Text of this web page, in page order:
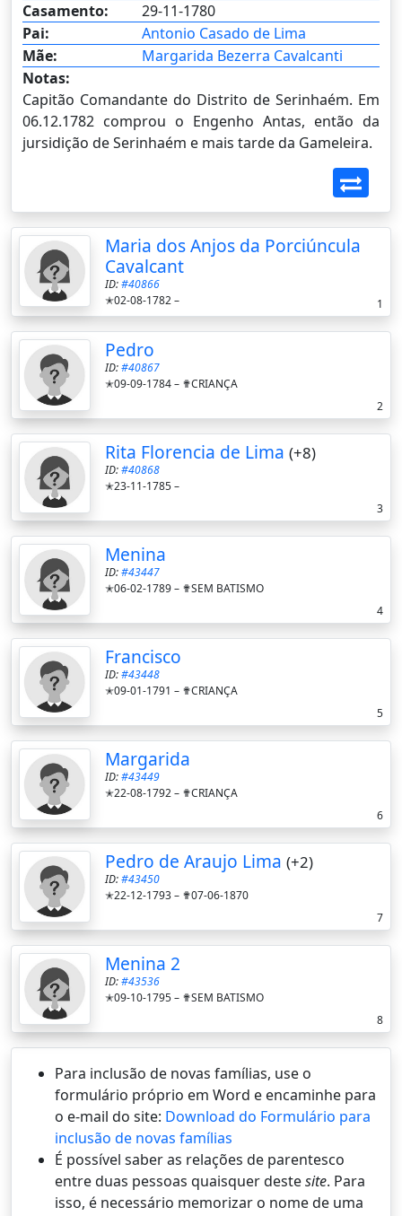
Casamento:
29-11-1780
Pai:
Antonio Casado de Lima
Mãe:
Margarida Bezerra Cavalcanti
Notas:
Capitão Comandante do Distrito de Serinhaém. Em
06.12.1782 comprou o Engenho Antas, então da
jursidição de Serinhaém e mais tarde da Gameleira.
Maria dos Anjos da Porciúncula
Cavalcant
ID:#40866
✭02-08-1782 –
1
Pedro
ID:#40867
✭09-09-1784 – ✟CRIANÇA
2
Rita Florencia de Lima (+8)
ID:#40868
✭23-11-1785 –
3
Menina
ID:#43447
✭06-02-1789 – ✟SEM BATISMO
4
Francisco
ID:#43448
✭09-01-1791 – ✟CRIANÇA
5
Margarida
ID:#43449
✭22-08-1792 – ✟CRIANÇA
6
Pedro de Araujo Lima (+2)
ID:#43450
✭22-12-1793 – ✟07-06-1870
7
Menina 2
ID:#43536
✭09-10-1795 – ✟SEM BATISMO
8
Para inclusão de novas famílias, use o
formulário próprio em Word e encaminhe para
o e-mail do site: Download do Formulário para
inclusão de novas famílias
É possí­vel saber as relações de parentesco
entre duas pessoas quaisquer destesite. Para
isso, é necessário memorizar o nome de uma